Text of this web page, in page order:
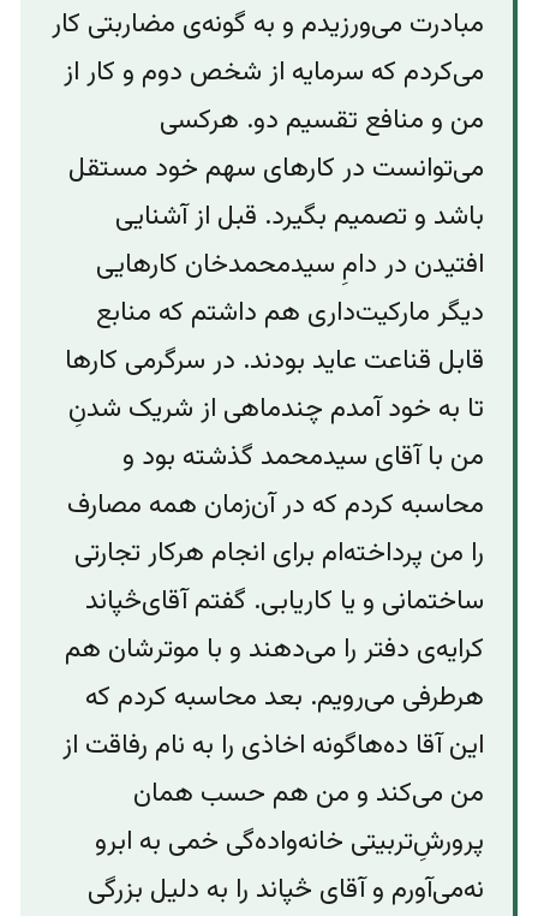
مبادرت می‌ورزیدم و به گونه‌ی مضاربتی کار
می‌کردم که سرمایه از شخص دوم و کار از
من و منافع تقسیم دو. هرکسی
می‌توانست در کارهای سهم خود مستقل
باشد و‌ تصمیم بگیرد. قبل از آشنایی
‌‌افتیدن در دامِ سیدمحمدخان کارهایی
دیگر مارکیت‌داری هم داشتم که منابع
قابل قناعت عاید بودند. در سرگرمی کارها
تا به خود آمدم چندماهی از شریک شدنِ
من با آقای سیدمحمد گذشته بود و
محاسبه کردم که در آن‌زمان همه‌ مصارف
را من پرداخته‌ام برای انجام هرکار تجارتی
ساختمانی و یا کاریابی. گفتم آقای‌څپاند
کرایه‌ی دفتر را می‌دهند و با موتر‌شان هم
هرطرفی می‌رویم. بعد محاسبه کردم که
این آقا ده‌هاگونه اخاذی را به نام رفاقت از
من می‌کند و من هم حسب همان
پرورشِ‌تربیتی خانه‌واد‌ه‌گی خمی به ابرو
نه‌‌می‌آورم و آقای څپاند را به دلیل بزرگی